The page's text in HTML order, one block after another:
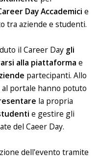
Day Accademici e
tra aziende e studenti.
il Career Day gli
alla piattaforma e
partecipanti. Allo
portale hanno potuto
la propria
e gestire gli
del Caeer Day.
dell'evento tramite